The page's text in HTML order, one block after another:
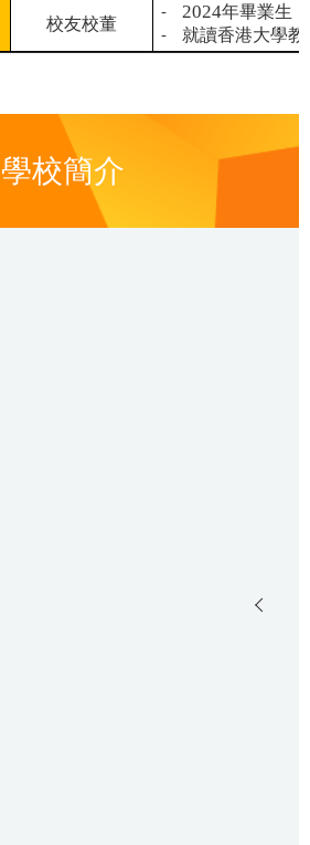
校友校董
- 2024年畢業生
-
就讀香港大學
學校簡介